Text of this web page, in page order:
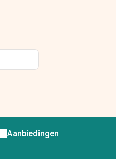
Aanbiedingen